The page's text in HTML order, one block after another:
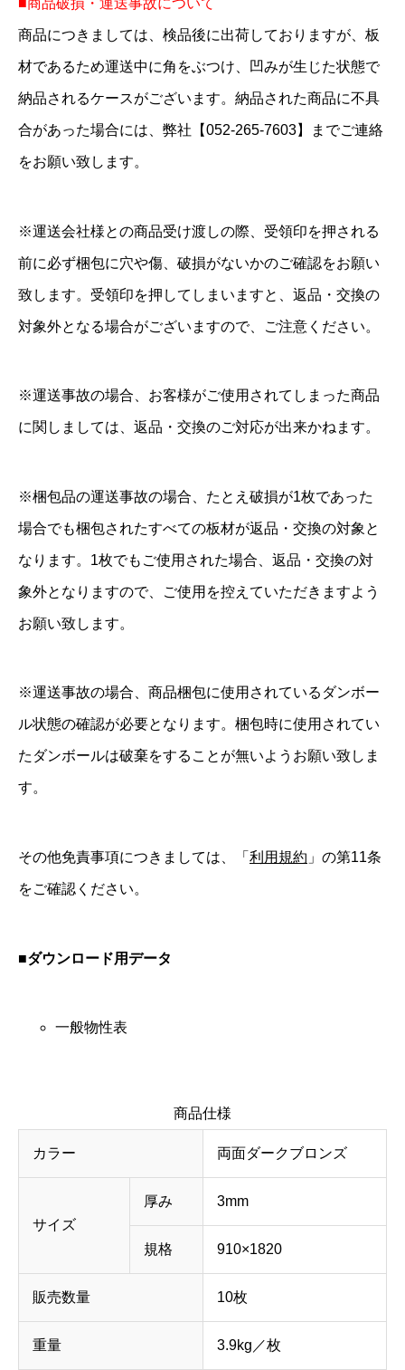
■商品破損・運送事故について
商品につきましては、検品後に出荷しておりますが、板
材であるため運送中に角をぶつけ、凹みが生じた状態で
納品されるケースがございます。納品された商品に不具
合があった場合には、弊社【052-265-7603】までご連絡
をお願い致します。
※運送会社様との商品受け渡しの際、受領印を押される
前に必ず梱包に穴や傷、破損がないかのご確認をお願い
致します。受領印を押してしまいますと、返品・交換の
対象外となる場合がございますので、ご注意ください。
※運送事故の場合、お客様がご使用されてしまった商品
に関しましては、返品・交換のご対応が出来かねます。
※梱包品の運送事故の場合、たとえ破損が1枚であった
場合でも梱包されたすべての板材が返品・交換の対象と
なります。1枚でもご使用された場合、返品・交換の対
象外となりますので、ご使用を控えていただきますよう
お願い致します。
※運送事故の場合、商品梱包に使用されているダンボー
ル状態の確認が必要となります。梱包時に使用されてい
たダンボールは破棄をすることが無いようお願い致しま
す。
その他免責事項につきましては、「 利用規約 」の第11条
をご確認ください。
■ダウンロード用データ
一般物性表
商品仕様
カラー 両面ダークブロンズ
サイズ
厚み 3mm
規格 910×1820
販売数量 10枚
重量 3.9kg／枚